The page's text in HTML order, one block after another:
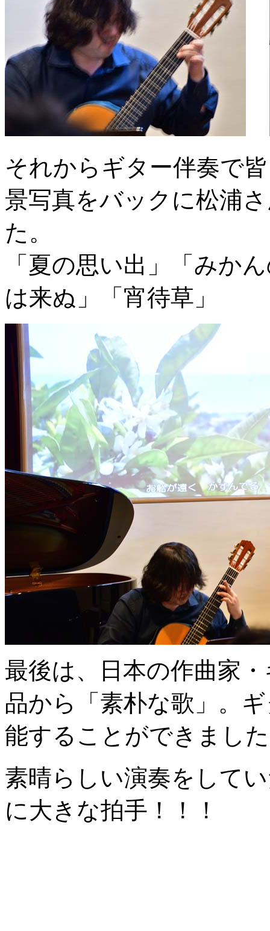
それからギター伴奏で
景写真をバックに松浦
た。
「夏の思い出」「みか
は来ぬ」「宵待草」
最後は、日本の作曲家
品から「素朴な歌」。
能することができまし
素晴らしい演奏をして
に大きな拍手！！！